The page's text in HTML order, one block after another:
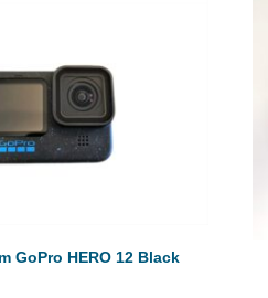
GoPro HERO 12 Black